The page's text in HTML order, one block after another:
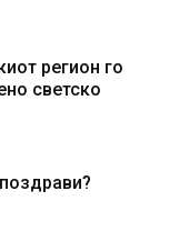
регион го
светско